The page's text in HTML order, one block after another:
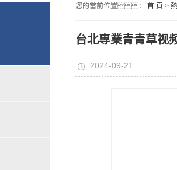
您的當前位置： 首 頁 >
台北專業青青草视
2024-09-21